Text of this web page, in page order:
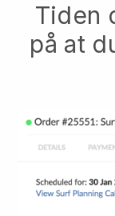
Tiden
på at